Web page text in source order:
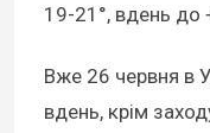
19-21°, вдень до
Вже 26 червня в
вдень, крім